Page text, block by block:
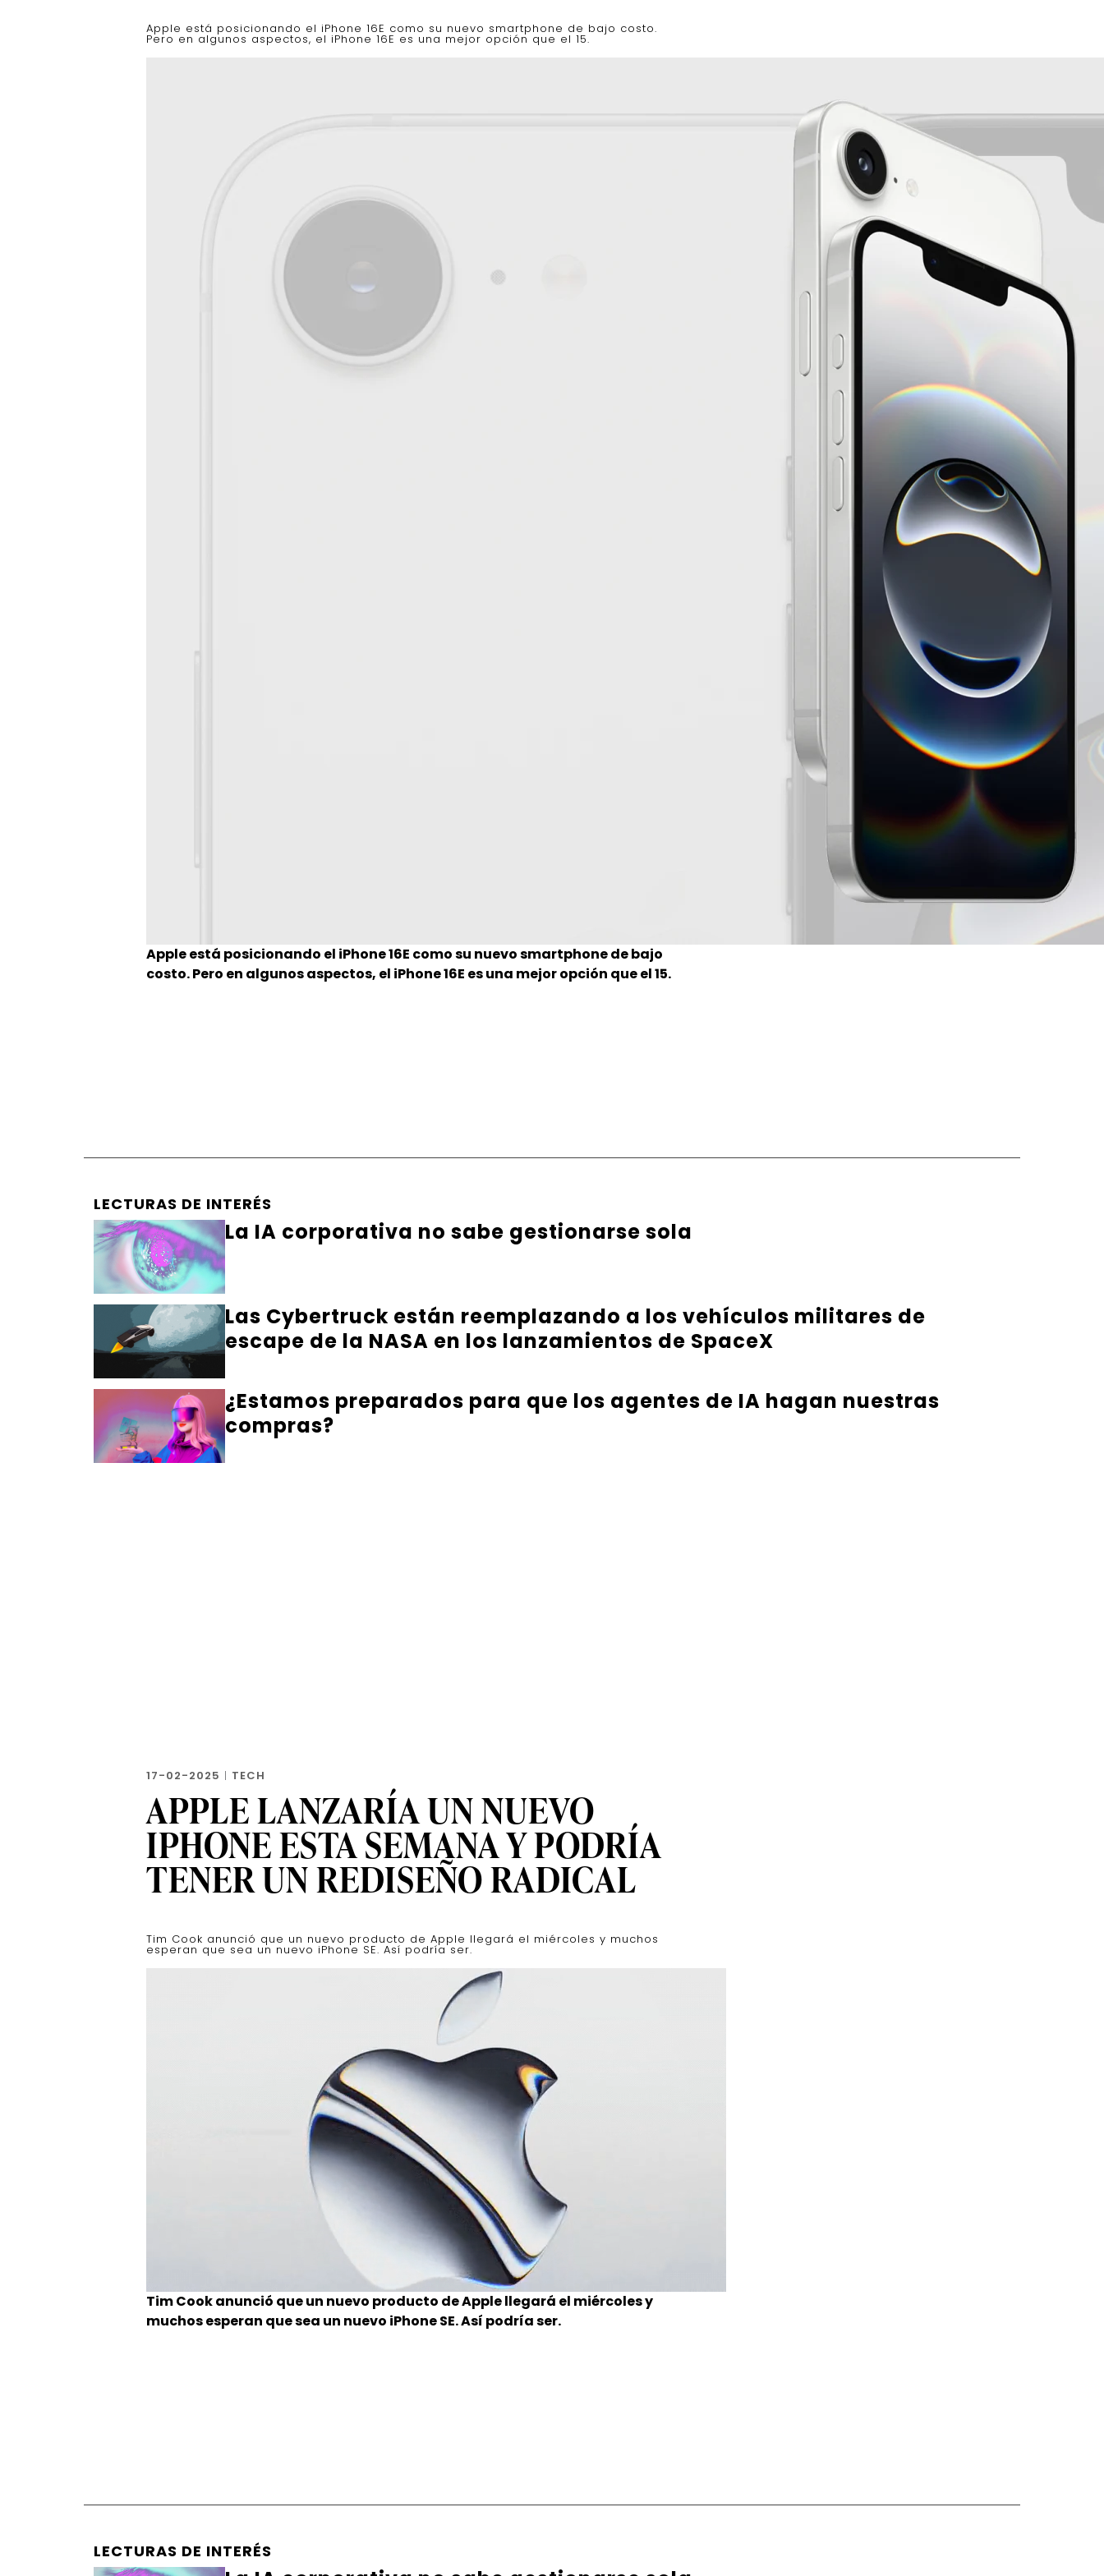
Apple está posicionando el iPhone 16E como su nuevo smartphone de bajo costo.
Pero en algunos aspectos, el iPhone 16E es una mejor opción que el 15.
Apple está posicionando el iPhone 16E como su nuevo smartphone de bajo
costo. Pero en algunos aspectos, el iPhone 16E es una mejor opción que el 15.
LECTURAS DE INTERÉS
La IA corporativa no sabe gestionarse sola
Las Cybertruck están reemplazando a los vehículos militares de
escape de la NASA en los lanzamientos de SpaceX
¿Estamos preparados para que los agentes de IA hagan nuestras
compras?
17-02-2025 | TECH
APPLE LANZARÍA UN NUEVO
IPHONE ESTA SEMANA Y PODRÍA
TENER UN REDISEÑO RADICAL
Tim Cook anunció que un nuevo producto de Apple llegará el miércoles y muchos
esperan que sea un nuevo iPhone SE. Así podría ser.
Tim Cook anunció que un nuevo producto de Apple llegará el miércoles y
muchos esperan que sea un nuevo iPhone SE. Así podría ser.
LECTURAS DE INTERÉS